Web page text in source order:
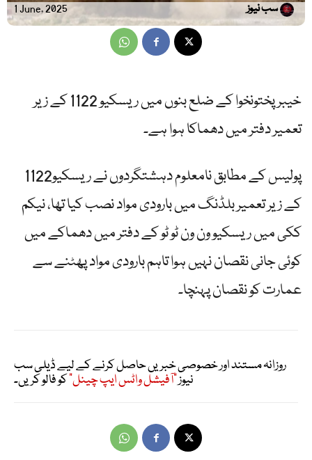
1 June, 2025 سب نیوز
خیبرپختونخوا کے ضلع بنوں میں ریسکیو 1122 کے زیر
تعمیر دفتر میں دھماکا ہوا ہے۔
پولیس کے مطابق نامعلوم دہشتگردوں نے ریسکیو1122
کے زیر تعمیر بلڈنگ میں بارودی مواد نصب کیا تھا، نیکم
ککی میں ریسکیو ون ون ٹو ٹو کے دفتر میں دھماکے میں
کوئی جانی نقصان نہیں ہوا تاہم بارودی مواد پھٹنے سے
عمارت کو نقصان پہنچا۔
روزانہ مستند اور خصوصی خبریں حاصل کرنے کے لیے ڈیلی سب
نیوز"آفیشل واٹس ایپ چینل"کو فالو کریں۔